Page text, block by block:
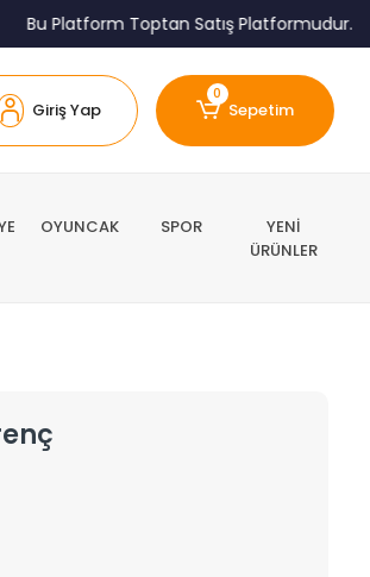
Platform Toptan Satış Platformudur.
Giriş Yap
0
Sepetim
OYUNCAK SPOR
YENİ
ÜRÜNLER